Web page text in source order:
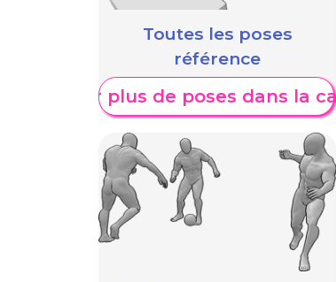
Toutes les poses
référence
Afficher plus de poses dans la